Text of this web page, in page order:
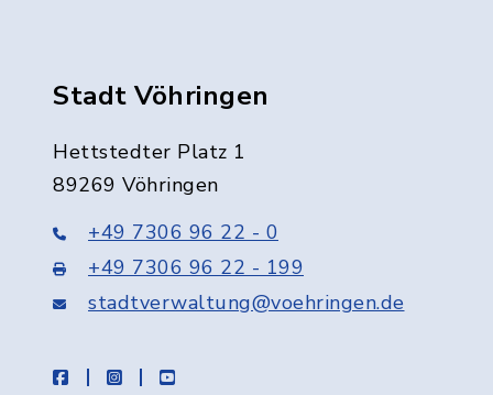
Stadt Vöhringen
Hettstedter Platz 1
89269 Vöhringen
+49 7306 96 22 - 0
+49 7306 96 22 - 199
stadtverwaltung@voehringen.de
facebookinstagramyoutube